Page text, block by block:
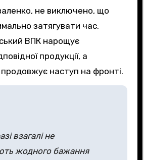
не виключено, що
затягувати час.
ВПК нарощує
продукції, а
продовжує наступ на фронті.
взагалі не
жодного бажання